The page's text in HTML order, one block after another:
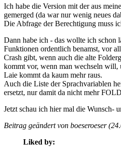
Ich habe die Version mit der aus
gemerged (da war nur wenig neues
Die Abfrage der Berechtigung muss
Dann habe ich - das wollte ich schon
Funktionen ordentlich benamst, vor
Crash gibt, wenn auch die alte
kommt vor, wenn man wechseln
Laie kommt da kaum mehr raus.
Auch die Liste der Sprachvariablen
ersetzt, nur damit da nicht mehr
Jetzt schau ich hier mal die Wunsch-
Beitrag geändert von boeseroeser
Liked by: